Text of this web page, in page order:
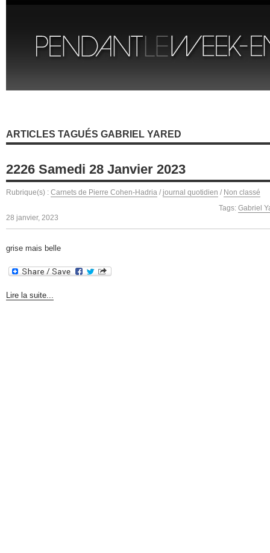
ARTICLES TAGUÉS GABRIEL YARED
2226 Samedi 28 Janvier 2023
Rubrique(s) : Carnets de Pierre Cohen-Hadria / journal quotidien / Non classé
Tags: Gabriel
28 janvier, 2023
grise mais belle
Lire la suite...